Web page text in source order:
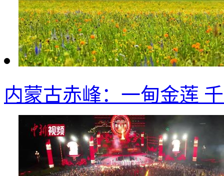
内蒙古赤峰：一甸金莲